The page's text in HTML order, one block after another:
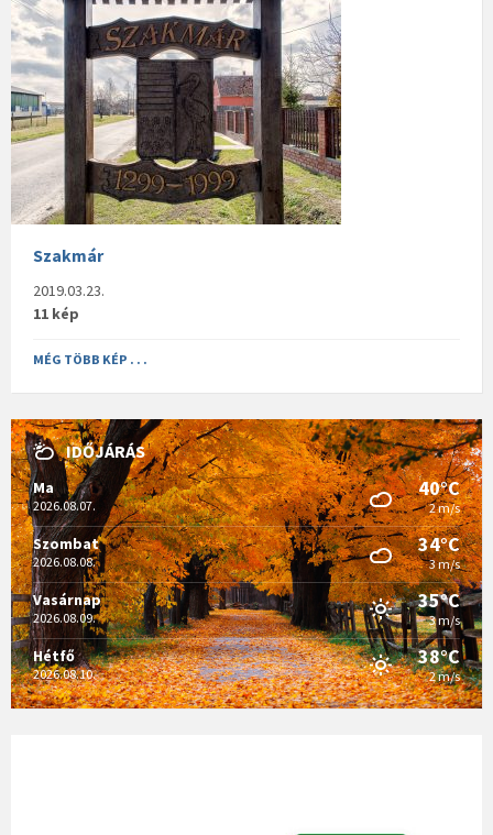
Szakmár
2019.03.23.
11 kép
MÉG TÖBB KÉP . . .
IDŐJÁRÁS
Ma
2026.08.07.
40°C
2 m/s
Szombat
2026.08.08.
34°C
3 m/s
Vasárnap
2026.08.09.
35°C
3 m/s
Hétfő
2026.08.10.
38°C
2 m/s